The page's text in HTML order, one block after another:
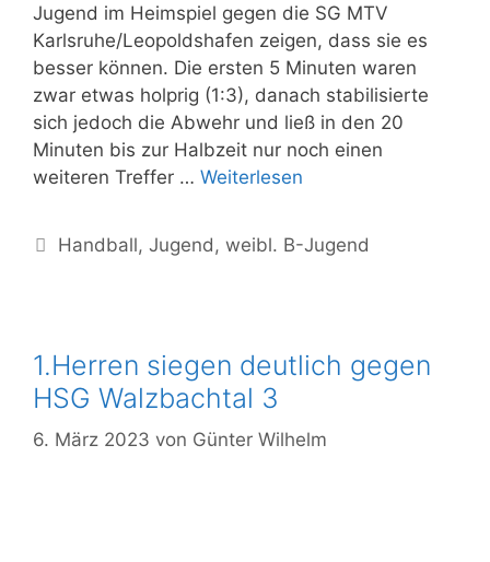
Jugend im Heimspiel gegen die SG MTV
Karlsruhe/Leopoldshafen zeigen, dass sie es
besser können. Die ersten 5 Minuten waren
zwar etwas holprig (1:3), danach stabilisierte
sich jedoch die Abwehr und ließ in den 20
Minuten bis zur Halbzeit nur noch einen
weiteren Treffer … Weiterlesen
Handball,Jugend ,weibl. B-Jugend
1.Herren siegen deutlich gegen
HSG Walzbachtal 3
6. März 2023 von Günter Wilhelm